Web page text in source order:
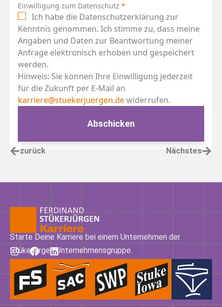
Einwilligung zum Datenschutz *
Ich habe die Datenschutzerklärung zur
Kenntnis genommen. Ich stimme zu, dass meine
Angaben und Daten zur Beantwortung meiner
Anfrage elektronisch erhoben und gespeichert
werden.
Hinweis: Sie können Ihre Einwilligung jederzeit
für die Zukunft per E-Mail an
karriere@stuekerjuergen.dewiderrufen.
Abschicken
zurück Nächstes
Starte Deine Karriere bei einem Unternehmen der
Stükerjürgen Unternehmensgruppe.